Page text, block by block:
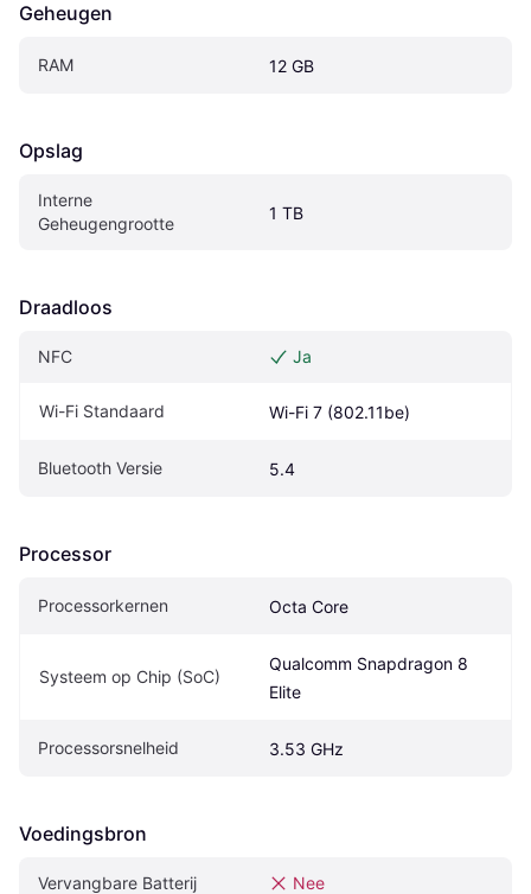
Geheugen
RAM 12 GB
Opslag
Interne
Geheugengrootte
1 TB
Draadloos
NFC Ja
Wi-Fi Standaard Wi-Fi 7 (802.11be)
Bluetooth Versie 5.4
Processor
Processorkernen Octa Core
Systeem op Chip (SoC)
Qualcomm Snapdragon 8
Elite
Processorsnelheid 3.53 GHz
Voedingsbron
Vervangbare Batterij Nee